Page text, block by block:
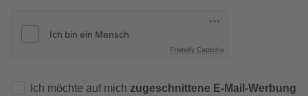
Friendly Captcha
Ich möchte auf mich zugeschnittene E-Mail-Werbung